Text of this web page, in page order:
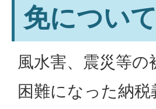
免について
風水害、震災等
困難になった納